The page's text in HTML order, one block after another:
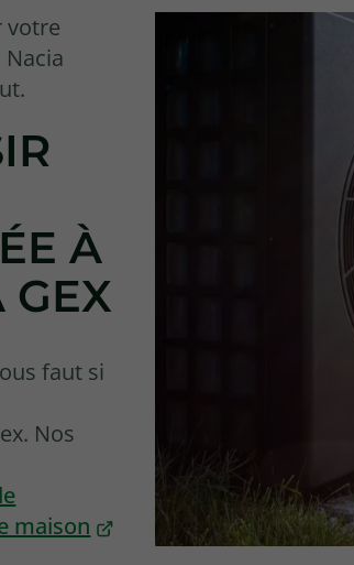
votre
À
GEX
faut si
Nos
maison